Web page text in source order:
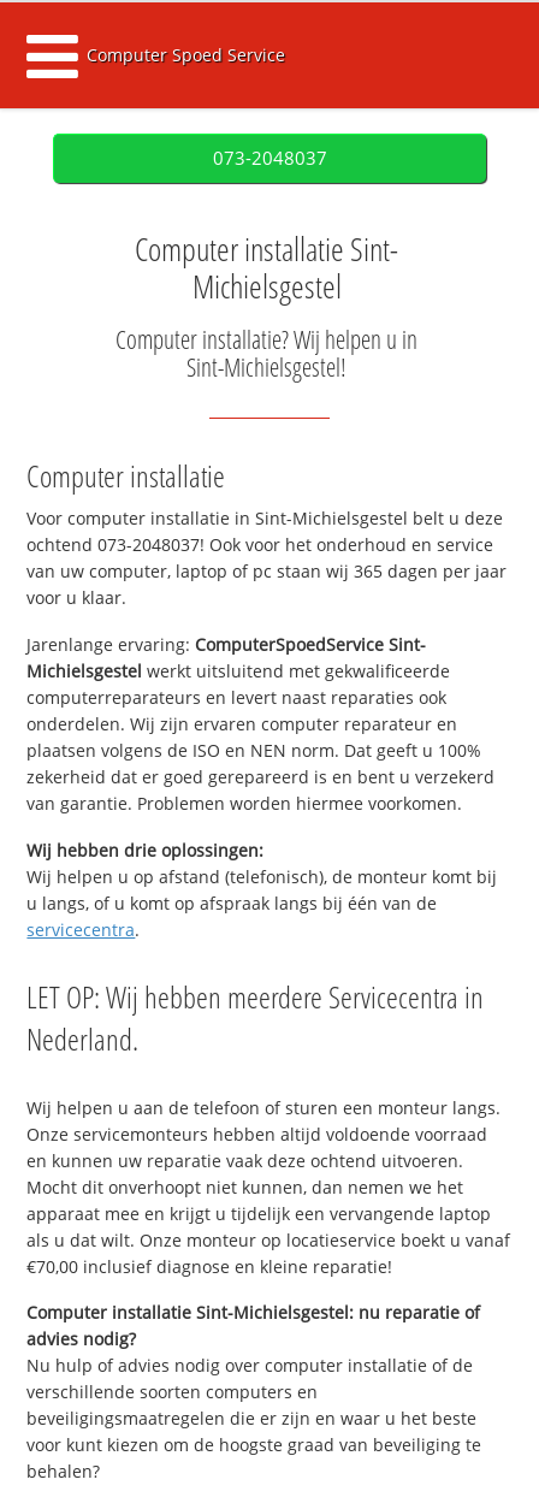
Computer Spoed Service
073-2048037
Computer installatie Sint-
Michielsgestel
Computer installatie? Wij helpen u in
Sint-Michielsgestel!
Computer installatie
Voor computer installatie in Sint-Michielsgestel belt u deze
ochtend 073-2048037! Ook voor het onderhoud en service
van uw computer, laptop of pc staan wij 365 dagen per jaar
voor u klaar.
Jarenlange ervaring:ComputerSpoedService Sint-
Michielsgestel werkt uitsluitend met gekwalificeerde
computerreparateurs en levert naast reparaties ook
onderdelen. Wij zijn ervaren computer reparateur en
plaatsen volgens de ISO en NEN norm. Dat geeft u 100%
zekerheid dat er goed gerepareerd is en bent u verzekerd
van garantie. Problemen worden hiermee voorkomen.
Wij hebben drie oplossingen:
Wij helpen u op afstand (telefonisch), de monteur komt bij
u langs, of u komt op afspraak langs bij één van de
servicecentra.
LET OP: Wij hebben meerdere Servicecentra in
Nederland.
Wij helpen u aan de telefoon of sturen een monteur langs.
Onze servicemonteurs hebben altijd voldoende voorraad
en kunnen uw reparatie vaak deze ochtend uitvoeren.
Mocht dit onverhoopt niet kunnen, dan nemen we het
apparaat mee en krijgt u tijdelijk een vervangende laptop
als u dat wilt. Onze monteur op locatieservice boekt u vanaf
€70,00 inclusief diagnose en kleine reparatie!
Computer installatie Sint-Michielsgestel: nu reparatie of
advies nodig?
Nu hulp of advies nodig over computer installatie of de
verschillende soorten computers en
beveiligingsmaatregelen die er zijn en waar u het beste
voor kunt kiezen om de hoogste graad van beveiliging te
behalen?